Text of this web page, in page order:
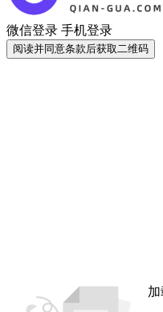
微信登录 手机登录
阅读并同意条款后获取二维码